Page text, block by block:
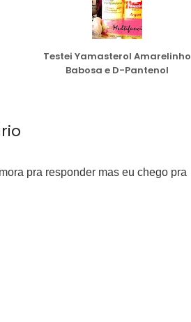
Testei Yamasterol Amarelinho
Babosa e D-Pantenol
pra responder mas eu chego pra